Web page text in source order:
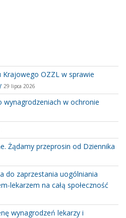
Krajowego OZZL w sprawie
29 lipca 2026
wynagrodzeniach w ochronie
Żądamy przeprosin od Dziennika
do zaprzestania uogólniania
lekarzem na całą społeczność
wynagrodzeń lekarzy i